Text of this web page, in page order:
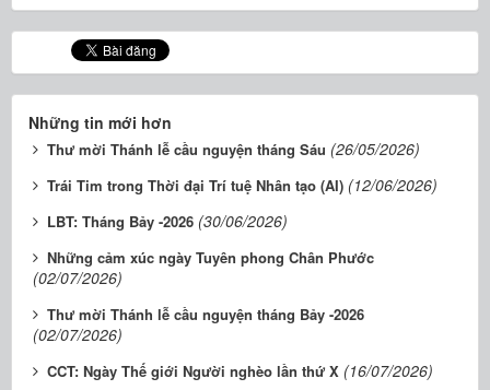
Những tin mới hơn
Thư mời Thánh lễ cầu nguyện tháng Sáu (26/05/2026)
Trái Tim trong Thời đại Trí tuệ Nhân tạo (AI) (12/06/2026)
LBT: Tháng Bảy -2026 (30/06/2026)
Những cảm xúc ngày Tuyên phong Chân Phước
(02/07/2026)
Thư mời Thánh lễ cầu nguyện tháng Bảy -2026
(02/07/2026)
CCT: Ngày Thế giới Người nghèo lần thứ X (16/07/2026)